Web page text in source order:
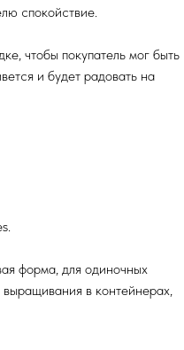
спокойствие.
чтобы покупатель мог быть
и будет радовать на
форма, для одиночных
выращивания в контейнерах,